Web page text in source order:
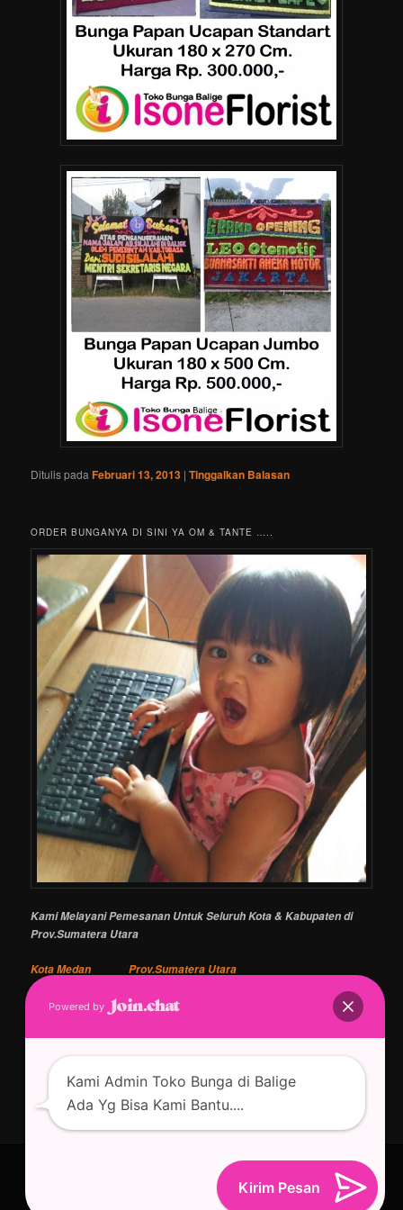
Ditulis padaFebruari 13, 2013 |Tinggalkan Balasan
ORDER BUNGANYA DI SINI YA OM & TANTE …..
Kami Melayani Pemesanan Untuk Seluruh Kota & Kabupaten di
Prov.Sumatera Utara
Kota Medan Prov.Sumatera Utara
Kota Binjai Prov.Sumatera Utara
Kota Tanjung Balai Prov.Sumatera Utara
Porsea Kab.Tobasa Prov.Sumatera Utara
Tarutung Kab.Tapanuli Utara Prov.Sumatera Utara
Dengan bangga bertenaga WordPress
Kirim Pesan
Powered by
Kami Admin Toko Bunga di Balige
Ada Yg Bisa Kami Bantu....